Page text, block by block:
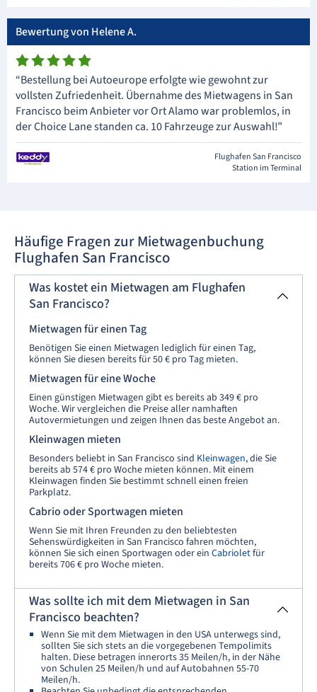
Bewertung von Helene A.
“Bestellung bei Autoeurope erfolgte wie gewohnt zur
vollsten Zufriedenheit. Übernahme des Mietwagens in San
Francisco beim Anbieter vor Ort Alamo war problemlos, in
der Choice Lane standen ca. 10 Fahrzeuge zur Auswahl!”
Flughafen San Francisco
Station im Terminal
Häufige Fragen zur Mietwagenbuchung
Flughafen San Francisco
Was kostet ein Mietwagen am Flughafen
San Francisco?
Mietwagen für einen Tag
Benötigen Sie einen Mietwagen lediglich für einen Tag,
können Sie diesen bereits für 50 € pro Tag mieten.
Mietwagen für eine Woche
Einen günstigen Mietwagen gibt es bereits ab 349 € pro
Woche. Wir vergleichen die Preise aller namhaften
Autovermietungen und zeigen Ihnen das beste Angebot an.
Kleinwagen mieten
Besonders beliebt in San Francisco sind Kleinwagen, die Sie
bereits ab 574 € pro Woche mieten können. Mit einem
Kleinwagen finden Sie bestimmt schnell einen freien
Parkplatz.
Cabrio oder Sportwagen mieten
Wenn Sie mit Ihren Freunden zu den beliebtesten
Sehenswürdigkeiten in San Francisco fahren möchten,
können Sie sich einen Sportwagen oder ein Cabrioletfür
bereits 706 € pro Woche mieten.
Was sollte ich mit dem Mietwagen in San
Francisco beachten?
Wenn Sie mit dem Mietwagen in den USA unterwegs sind,
sollten Sie sich stets an die vorgegebenen Tempolimits
halten. Diese betragen innerorts 35 Meilen/h, in der Nähe
von Schulen 25 Meilen/h und auf Autobahnen 55-70
Meilen/h.